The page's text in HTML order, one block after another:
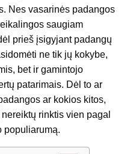
Nes vasarinės padangos
saugiam
prieš įsigyjant padangų
ne tik jų kokybe,
bet ir gamintojo
patarimais. Dėl to ar
ar kokios kitos,
rinktis vien pagal
populiarumą.